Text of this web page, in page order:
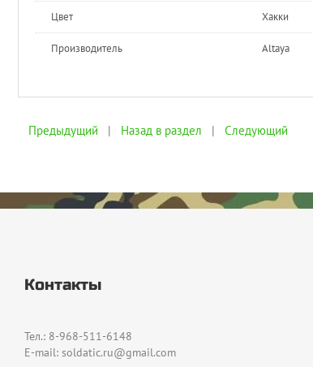
Цвет Хакки
Производитель Altaya
Предыдущий | Назад в раздел | Следующий
Контакты
Тел.: 8-968-511-6148
E-mail: soldatic.ru@gmail.com